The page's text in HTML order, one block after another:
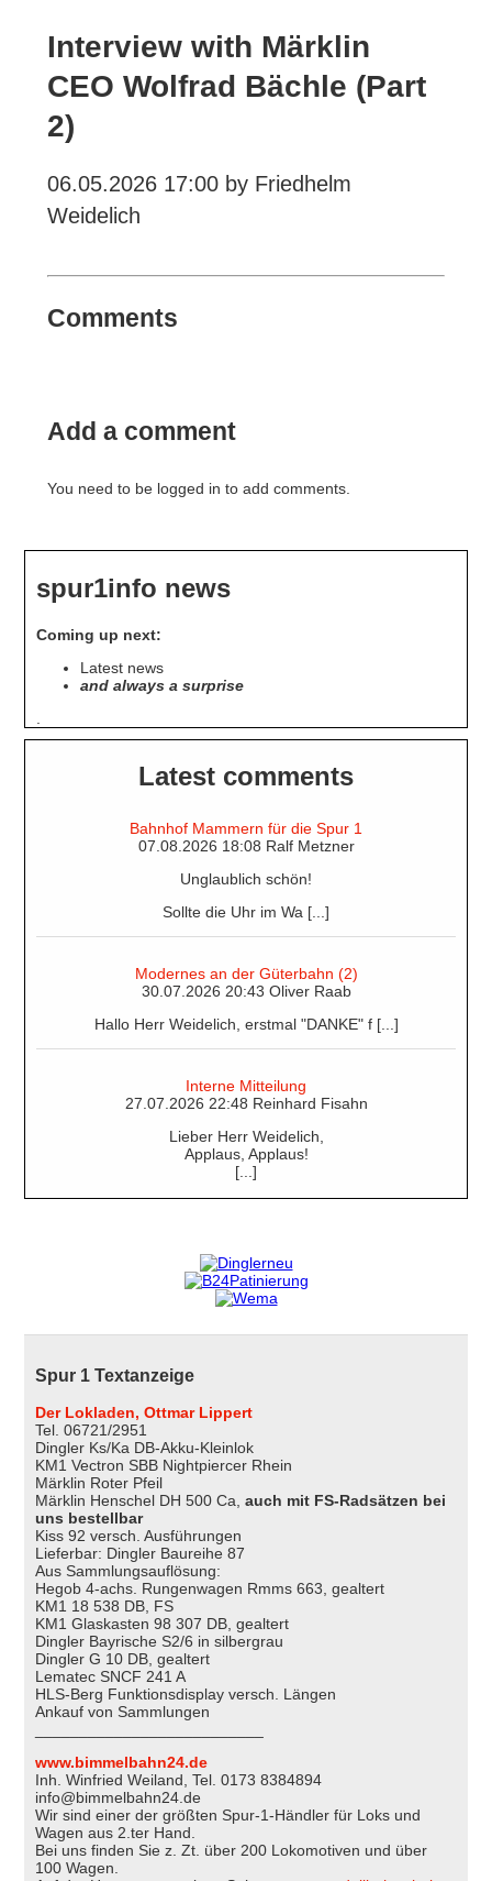
Interview with Märklin
CEO Wolfrad Bächle (Part
2)
06.05.2026 17:00by Friedhelm
Weidelich
Comments
Add a comment
You need to be logged in to add comments.
spur1info news
Coming up next:
Latest news
and always a surprise
Latest comments
Bahnhof Mammern für die Spur 1
07.08.2026 18:08 Ralf Metzner
Unglaublich schön!
Sollte die Uhr im Wa [...]
Modernes an der Güterbahn (2)
30.07.2026 20:43 Oliver Raab
Hallo Herr Weidelich, erstmal "DANKE" f [...]
Interne Mitteilung
27.07.2026 22:48 Reinhard Fisahn
Lieber Herr Weidelich,
Applaus, Applaus!
[...]
Spur 1 Textanzeige
Der Lokladen, Ottmar Lippert
Tel. 06721/2951
Dingler Ks/Ka DB-Akku-Kleinlok
KM1 Vectron SBB Nightpiercer Rhein
Märklin Roter Pfeil
Märklin Henschel DH 500 Ca,auch mit FS-Radsätzen bei
uns bestellbar
Kiss 92 versch. Ausführungen
Lieferbar: Dingler Baureihe 87
Aus Sammlungsauflösung:
Hegob 4-achs. Rungenwagen Rmms 663, gealtert
KM1 18 538 DB, FS
KM1 Glaskasten 98 307 DB, gealtert
Dingler Bayrische S2/6 in silbergrau
Dingler G 10 DB, gealtert
Lematec SNCF 241 A
HLS-Berg Funktionsdisplay versch. Längen
Ankauf von Sammlungen
www.bimmelbahn24.de
Inh. Winfried Weiland, Tel. 0173 8384894
info@bimmelbahn24.de
Wir sind einer der größten Spur-1-Händler für Loks und
Wagen aus 2.ter Hand.
Bei uns finden Sie z. Zt. über 200 Lokomotiven und über
100 Wagen.